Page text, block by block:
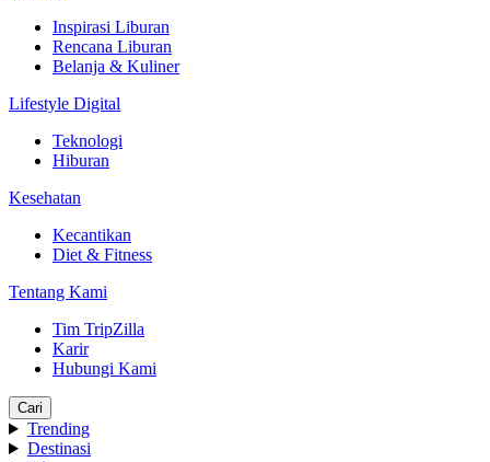
Inspirasi Liburan
Rencana Liburan
Belanja & Kuliner
Lifestyle Digital
Teknologi
Hiburan
Kesehatan
Kecantikan
Diet & Fitness
Tentang Kami
Tim TripZilla
Karir
Hubungi Kami
Cari
Trending
Destinasi